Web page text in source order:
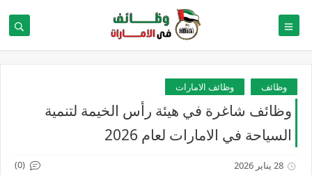
وظائف وظائف الامارات
وظائف شاغرة في هيئة رأس الخيمة لتنمية
السياحة في الامارات لعام 2026
28 يناير 2026 (0)